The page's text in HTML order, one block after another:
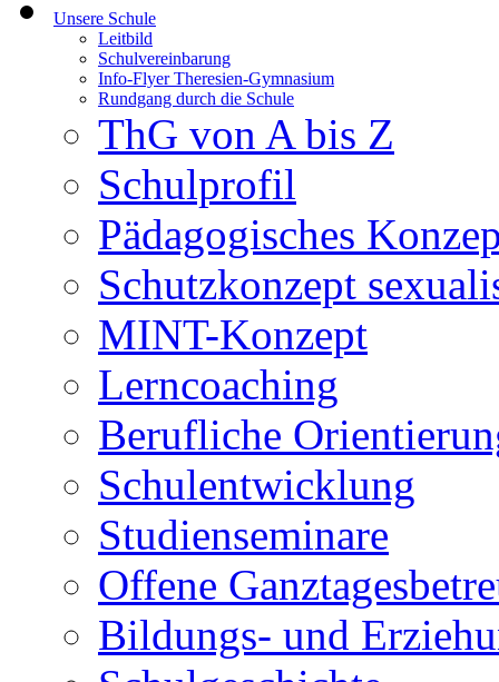
Unsere Schule
Leitbild
Schulvereinbarung
Info-Flyer Theresien-Gymnasium
Rundgang durch die Schule
ThG von A bis Z
Schulprofil
Pädagogisches
Schutzkonzept
MINT-Konzept
Lerncoaching
Berufliche
Schulentwicklung
Studienseminare
Offene
Bildungs- und